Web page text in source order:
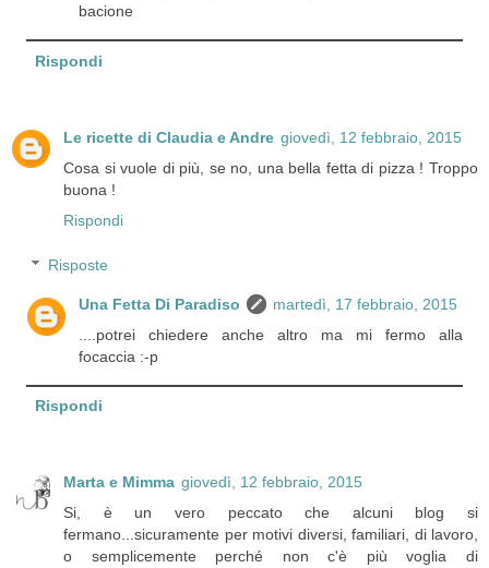
bacione
Rispondi
Le ricette di Claudia e Andre giovedì, 12 febbraio, 2015
Cosa si vuole di più, se no, una bella fetta di pizza ! Troppo
buona !
Rispondi
Risposte
Una Fetta Di Paradiso
martedì, 17 febbraio, 2015
....potrei chiedere anche altro ma mi fermo alla
focaccia :-p
Rispondi
Marta e Mimma giovedì, 12 febbraio, 2015
Si, è un vero peccato che alcuni blog si
fermano...sicuramente per motivi diversi, familiari, di lavoro,
o semplicemente perché non c'è più voglia di